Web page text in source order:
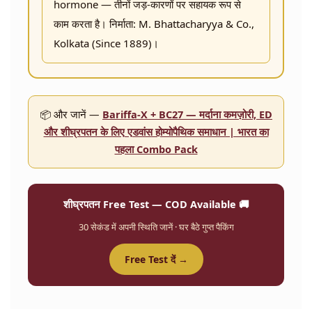
hormone — तीनों जड़-कारणों पर सहायक रूप से
काम करता है। निर्माता: M. Bhattacharyya & Co.,
Kolkata (Since 1889)।
📦 और जानें — Bariffa-X + BC27 — मर्दाना कमज़ोरी, ED
और शीघ्रपतन के लिए एडवांस होम्योपैथिक समाधान | भारत का
पहला Combo Pack
शीघ्रपतन Free Test — COD Available 🚚
30 सेकंड में अपनी स्थिति जानें · घर बैठे गुप्त पैकिंग
Free Test दें →